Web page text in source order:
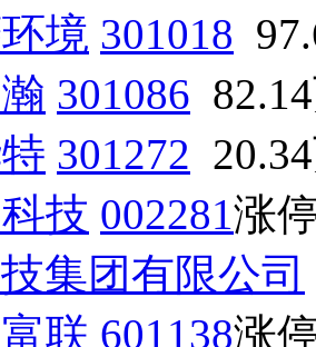
境 301018
301086
301272
技 002281涨
集团有限公司
联 601138涨